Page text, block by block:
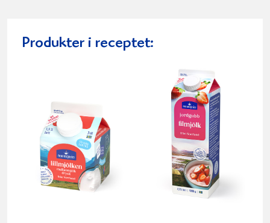
Produkter i receptet: